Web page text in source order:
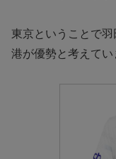
東京ということで
港が優勢と考えてい